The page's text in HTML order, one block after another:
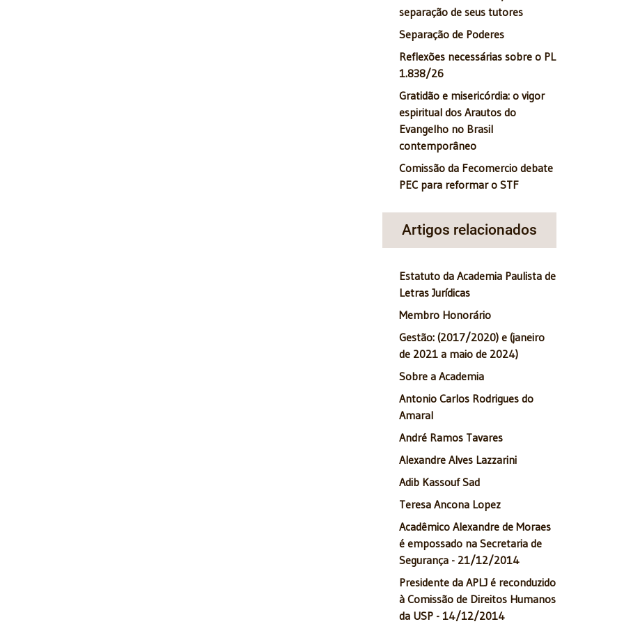
- 16/9/2016
14/9/2016
separação de seus tutores
Separação de Poderes
Reflexões necessárias sobre o PL
1.838/26
Gratidão e misericórdia: o vigor
espiritual dos Arautos do
Evangelho no Brasil
contemporâneo
Comissão da Fecomercio debate
PEC para reformar o STF
Artigos relacionados
Estatuto da Academia Paulista de
Letras Jurídicas
Membro Honorário
Gestão: (2017/2020) e (janeiro
de 2021 a maio de 2024)
Sobre a Academia
Antonio Carlos Rodrigues do
Amaral
André Ramos Tavares
Alexandre Alves Lazzarini
Adib Kassouf Sad
Teresa Ancona Lopez
Acadêmico Alexandre de Moraes
é empossado na Secretaria de
Segurança - 21/12/2014
Presidente da APLJ é reconduzido
à Comissão de Direitos Humanos
da USP - 14/12/2014